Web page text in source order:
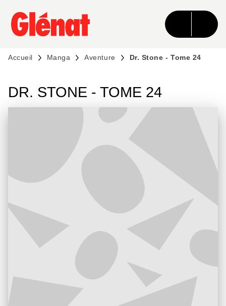
MENU RECHERCHE CONTENU
PIED DE PAGE
Accueil Manga Aventure Dr. Stone - Tome 24
DR. STONE - TOME 24